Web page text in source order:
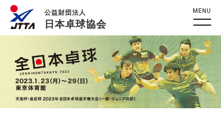
公益財団法人
日本卓球協会
MENU